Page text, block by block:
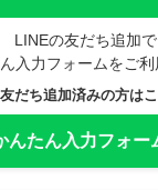
LINEの友だち追加で
入力フォームをご利
だち追加済みの方は
んたん入力フォー